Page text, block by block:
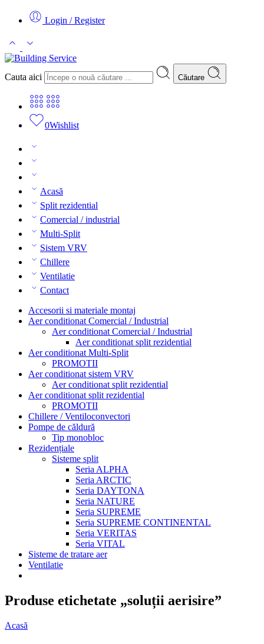
Login / Register
Cauta aici Căutare
0Wishlist
Acasă
Split rezidential
Comercial / industrial
Multi-Split
Sistem VRV
Chillere
Ventilatie
Contact
Accesorii si materiale montaj
Aer conditionat Comercial / Industrial
Aer conditionat Comercial / Industrial
Aer conditionat split rezidential
Aer conditionat Multi-Split
PROMOTII
Aer conditionat sistem VRV
Aer conditionat split rezidential
Aer conditionat split rezidential
PROMOTII
Chillere / Ventiloconvectori
Pompe de căldură
Tip monobloc
Rezidențiale
Sisteme split
Seria ALPHA
Seria ARCTIC
Seria DAYTONA
Seria NATURE
Seria SUPREME
Seria SUPREME CONTINENTAL
Seria VERITAS
Seria VITAL
Sisteme de tratare aer
Ventilatie
Produse etichetate „soluții aerisire”
Acasă